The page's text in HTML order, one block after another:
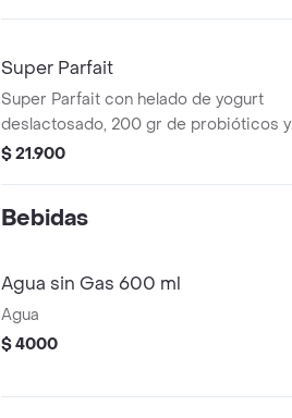
Super Parfait
Super Parfait con helado de yogurt
deslactosado, 200 gr de probióticos y
proteínas. Incluye 6 toppings y 1 salsa a
$ 21.900
Bebidas
Agua sin Gas 600 ml
Agua
$ 4000